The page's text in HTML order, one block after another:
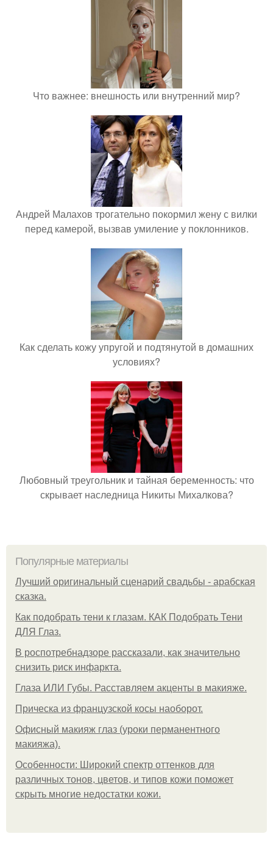
Что важнее: внешность или внутренний мир?
Андрей Малахов трогательно покормил жену с вилки
перед камерой, вызвав умиление у поклонников.
Как сделать кожу упругой и подтянутой в домашних
условиях?
Любовный треугольник и тайная беременность: что
скрывает наследница Никиты Михалкова?
Популярные материалы
Лучший оригинальный сценарий свадьбы - арабская
сказка.
Как подобрать тени к глазам. КАК Подобрать Тени
ДЛЯ Глаз.
В роспотребнадзоре рассказали, как значительно
снизить риск инфаркта.
Глаза ИЛИ Губы. Расставляем акценты в макияже.
Прическа из французской косы наоборот.
Офисный макияж глаз (уроки перманентного
макияжа).
Особенности: Широкий спектр оттенков для
различных тонов, цветов, и типов кожи поможет
скрыть многие недостатки кожи.